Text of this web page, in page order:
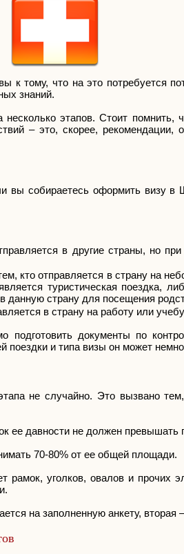
к тому, что на это потребуется
знаний.
этапов. Стоит помнить,
– это, скорее, рекомендации,
вы собираетесь оформить визу в
в другие страны, но
кто отправляется в страну на
туристическая поездка,
данную страну для посещения
в страну на работу или
подготовить документы по
поездки и типа визы он может
не случайно. Это вызвано
ее давности не должен превышать
70-80% от ее общей площади.
рамок, уголков, овалов и прочих
на заполненную анкету, вторая